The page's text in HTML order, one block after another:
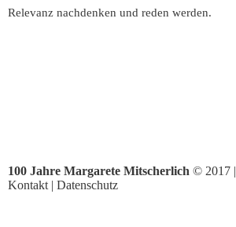
Relevanz nachdenken und reden werden.
100 Jahre Margarete Mitscherlich © 2017 |
Kontakt | Datenschutz